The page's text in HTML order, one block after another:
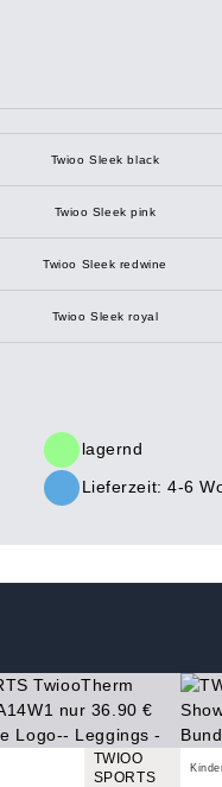
Twioo Sleek black
Twioo Sleek pink
Twioo Sleek redwine
Twioo Sleek royal
lagernd
Lieferzeit: 4-6
TWIOO
SPORTS